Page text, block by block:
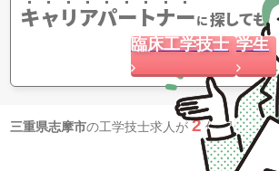
キャリアパートナーに探してもら
臨床工学技士 学生
三重県志摩市の工学技士求人が 2 件 見つかり